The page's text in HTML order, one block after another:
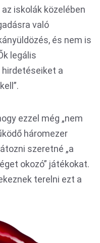
iskolák közelében
való
és nem is
legális
a
ezzel még „nem
háromezer
szeretné „a
okozó” játékokat.
terelni ezt a